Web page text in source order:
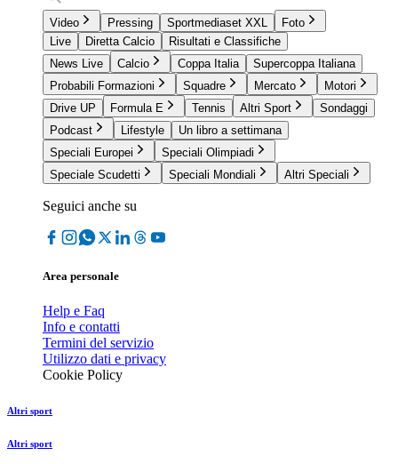
Video Pressing Sportmediaset XXL
Foto
Live
Diretta Calcio
Risultati e Classifiche
News Live
Calcio Coppa Italia
Supercoppa Italiana
Probabili Formazioni
Squadre Mercato
Motori
Drive UP
Formula E Tennis Altri Sport
Sondaggi
Podcast
Lifestyle
Un libro a settimana
Speciali Europei
Speciali Olimpiadi
Speciale Scudetti
Speciali Mondiali Altri Speciali
Seguici anche su
Area personale
Help e Faq
Info e contatti
Termini del servizio
Utilizzo dati e privacy
Cookie Policy
Altri sport
Altri sport